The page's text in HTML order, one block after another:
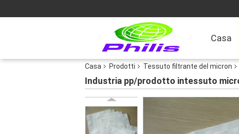
Casa
Casa Prodotti Tessuto filtrante del micron
Industria pp/prodotto intessuto